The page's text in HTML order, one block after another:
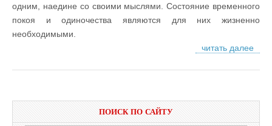
одним, наедине со своими мыслями. Состояние временного
покоя и одиночества являются для них жизненно
необходимыми.
читать далее
ПОИСК ПО САЙТУ